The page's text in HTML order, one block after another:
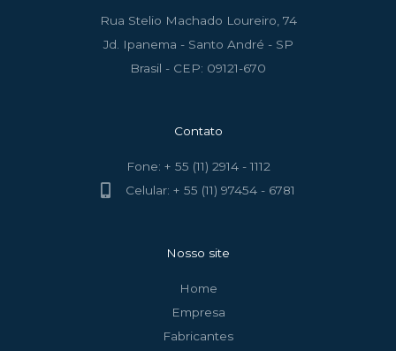
Rua Stelio Machado Loureiro, 74
Jd. Ipanema - Santo André - SP
Brasil - CEP: 09121-670
Contato
Fone: + 55 (11) 2914 - 1112
Celular: + 55 (11) 97454 - 6781
Nosso site
Home
Empresa
Fabricantes